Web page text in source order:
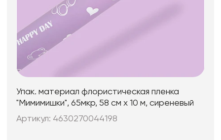
Упак. материал флористическая пленка
"Мимимишки", 65мкр, 58 см х 10 м, сиреневый
Артикул: 4630270044198